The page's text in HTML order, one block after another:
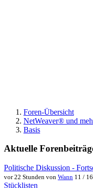
Foren-Übersicht
NetWeaver® und
Basis
Aktuelle
Politische Diskussion -
vor 22 Stunden von Wann 11 /
Stücklisten